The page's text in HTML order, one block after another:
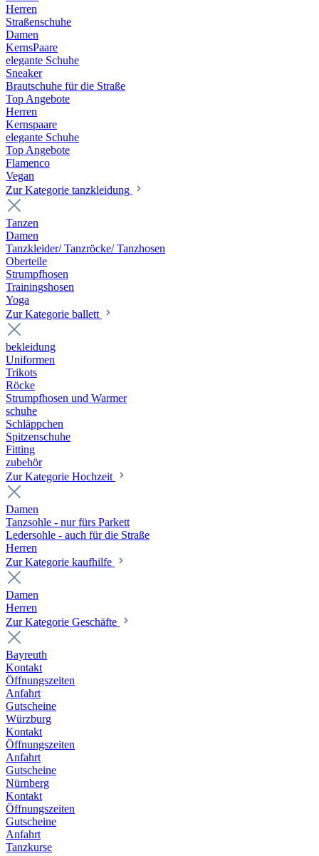
Herren
Straßenschuhe
Damen
KernsPaare
elegante Schuhe
Sneaker
Brautschuhe für die Straße
Top Angebote
Herren
Kernspaare
elegante Schuhe
Top Angebote
Flamenco
Vegan
Zur Kategorie tanzkleidung
Tanzen
Damen
Tanzkleider/ Tanzröcke/ Tanzhosen
Oberteile
Strumpfhosen
Trainingshosen
Yoga
Zur Kategorie ballett
bekleidung
Uniformen
Trikots
Röcke
Strumpfhosen und Warmer
schuhe
Schläppchen
Spitzenschuhe
Fitting
zubehör
Zur Kategorie Hochzeit
Damen
Tanzsohle - nur fürs Parkett
Ledersohle - auch für die Straße
Herren
Zur Kategorie kaufhilfe
Damen
Herren
Zur Kategorie Geschäfte
Bayreuth
Kontakt
Öffnungszeiten
Anfahrt
Gutscheine
Würzburg
Kontakt
Öffnungszeiten
Anfahrt
Gutscheine
Nürnberg
Kontakt
Öffnungszeiten
Gutscheine
Anfahrt
Tanzkurse